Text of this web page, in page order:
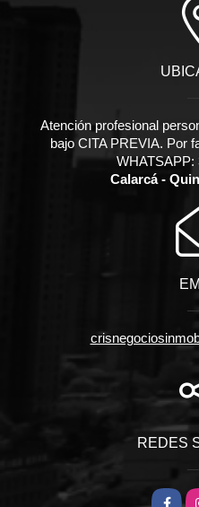
Atención profesional
bajo CITA PREVIA. Por
WHATSAPP:
Calarcá -
REDES